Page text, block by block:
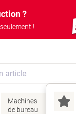
?
!
Machines
de bureau
Encres